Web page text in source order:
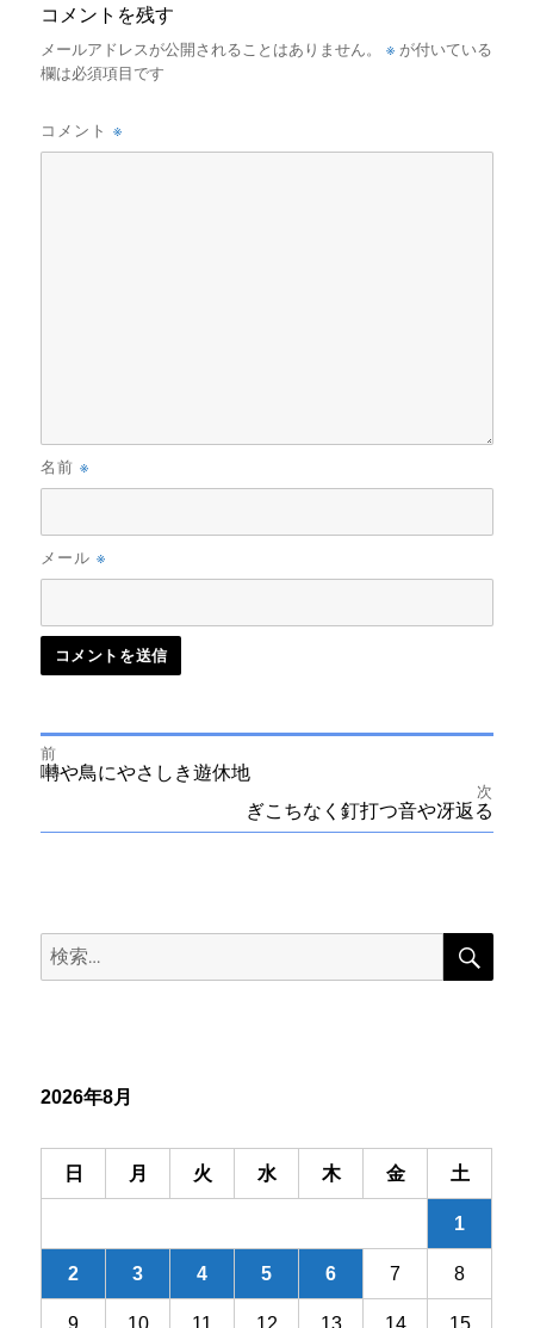
コメントを残す
メールアドレスが公開されることはありません。 ※ が付いている
欄は必須項目です
コメント※
名前※
メール※
投
ゲ
ン
前
前
の
囀や鳥にやさしき遊休地
次
ぎこちなく釘打つ音や冴返る
検
索:
検
2026年8月
日 月 火 水 木 金 土
1
2 3 4 5 6 7 8
9 10 11 12 13 14 15